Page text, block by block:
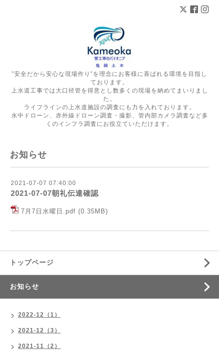
”安全だから安心な現場作り”を理念にお客様に喜ばれる環境を目指し
ております。
上水道工事では大口径管を得意とし数多くの現場を納めてまいりまし
た。
ライフラインの上水道施設の調査にも力を入れております。
水中ドローン、赤外線ドローン調査・撮影、管内部カメラ調査など多
くのインフラ調査にお役立ていただけます。
お知らせ
2021-07-07 07:40:00
2021-07-07朝礼伝達確認
7月7日水曜日.pdf (0.35MB)
トップページ
お知らせ
2022-12（1）
2021-12（3）
2021-11（2）